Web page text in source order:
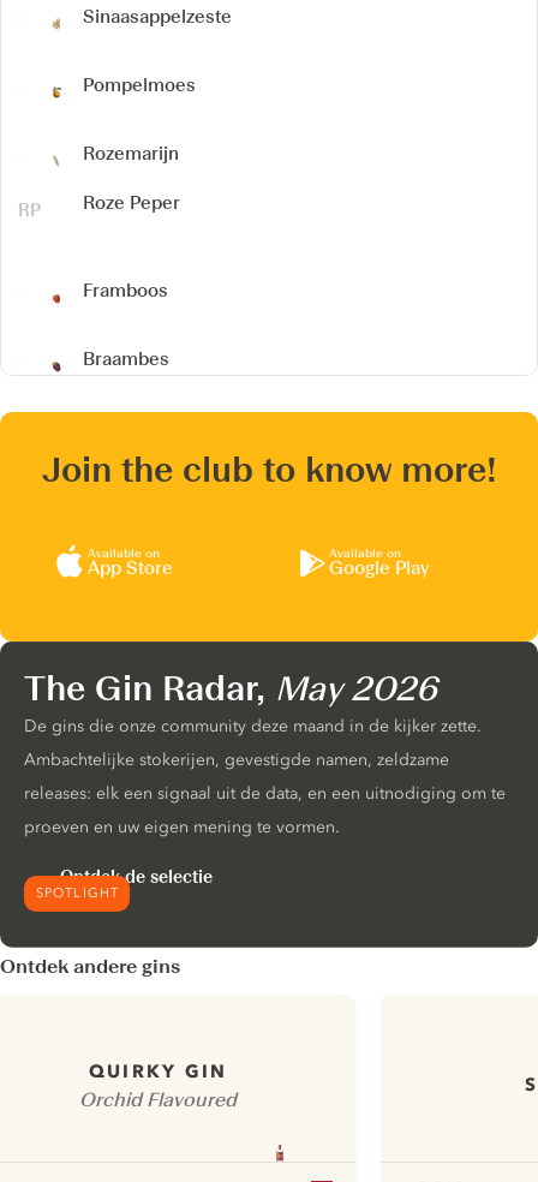
Sinaasappelzeste
Pompelmoes
Rozemarijn
Roze Peper
Framboos
Braambes
Join the club to know more!
Available on
App Store
Available on
Google Play
SPOTLIGHT
The Gin Radar, May 2026
De gins die onze community deze maand in de kijker zette.
Ambachtelijke stokerijen, gevestigde namen, zeldzame
releases: elk een signaal uit de data, en een uitnodiging om te
proeven en uw eigen mening te vormen.
Ontdek de selectie
Ontdek andere gins
QUIRKY GIN
Orchid Flavoured